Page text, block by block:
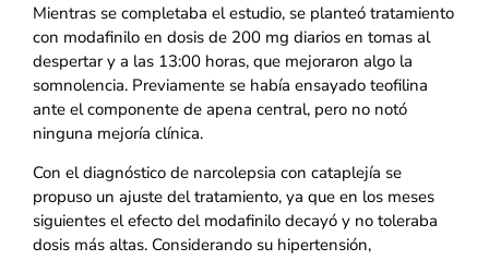
Mientras se completaba el estudio, se planteó tratamiento
con modafinilo en dosis de 200 mg diarios en tomas al
despertar y a las 13:00 horas, que mejoraron algo la
somnolencia. Previamente se había ensayado teofilina
ante el componente de apena central, pero no notó
ninguna mejoría clínica.
Con el diagnóstico de narcolepsia con cataplejía se
propuso un ajuste del tratamiento, ya que en los meses
siguientes el efecto del modafinilo decayó y no toleraba
dosis más altas. Considerando su hipertensión,